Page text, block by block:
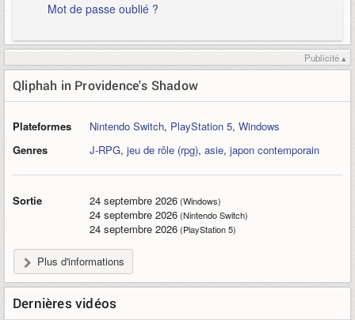
Mot de passe oublié ?
Publicité ▴
Qliphah in Providence's Shadow
Plateformes Nintendo Switch, PlayStation 5, Windows
Genres
J-RPG, jeu de rôle (rpg), asie, japon contemporain
Sortie 24 septembre 2026(Windows)
24 septembre 2026(Nintendo Switch)
24 septembre 2026(PlayStation 5)
Plus d'informations
Dernières vidéos